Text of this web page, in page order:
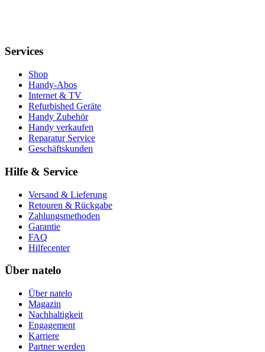
Services
Shop
Handy-Abos
Internet & TV
Refurbished Geräte
Handy Zubehör
Handy verkaufen
Reparatur Service
Geschäftskunden
Hilfe & Service
Versand & Lieferung
Retouren & Rückgabe
Zahlungsmethoden
Garantie
FAQ
Hilfecenter
Über natelo
Über natelo
Magazin
Nachhaltigkeit
Engagement
Karriere
Partner werden